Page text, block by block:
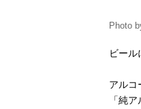
Photo
ビール
アルコ
「純